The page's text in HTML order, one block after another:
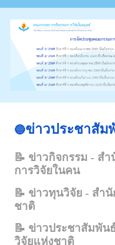
🔵ข่าวประชาสัม
📝 ข่าวกิจกรรม - สำ
การวิจัยในคน
📝 ข่าวทุนวิจัย - สำ
ชาติ
📝 ข่าวประชาสัมพัน
วิจัยแห่งชาติ